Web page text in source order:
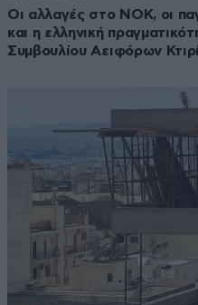
Οι αλλαγές στο ΝΟΚ, οι
και η ελληνική
Συμβουλίου Αειφόρων